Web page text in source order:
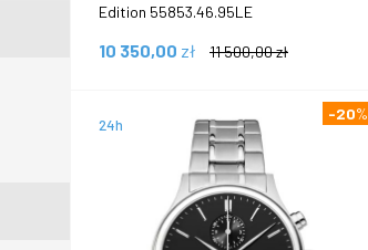
Edition 55853.46.95LE
10 350,00 zł 11 500,00zł
24h
-20%